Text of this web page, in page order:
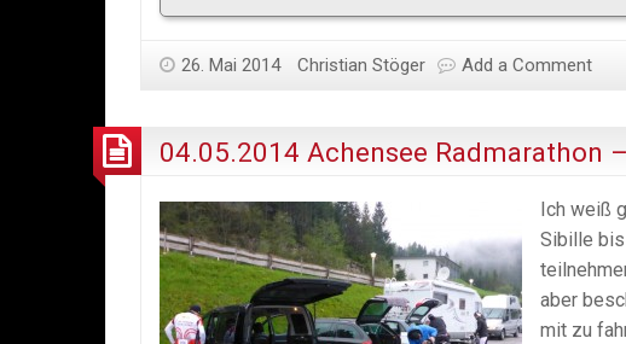
26. Mai 2014 Christian Stöger Add a Comment
04.05.2014 Achensee Radmarathon
Ich weiß
Sibille
aber
mit zu